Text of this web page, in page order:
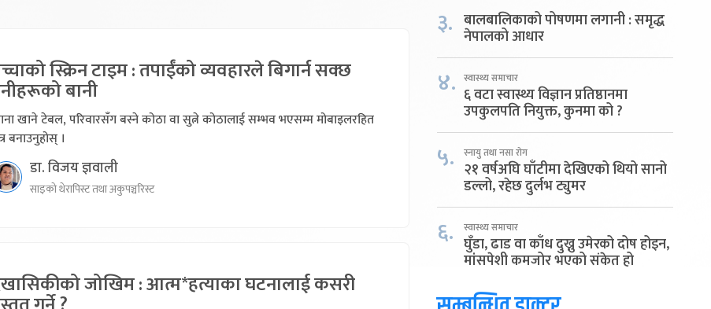
स्क्रिन टाइम : तपाईंको व्यवहारले बिगार्न सक्छ
बानी
खाने टेबल, परिवारसँग बस्ने कोठा वा सुत्ने कोठालाई सम्भव भएसम्म मोबाइलरहित
बनाउनुहोस् ।
डा. विजय ज्ञवाली
साइको थेरापिस्ट तथा अकुपञ्चरिस्ट
जोखिम : आत्म*हत्याका घटनालाई कसरी
३. बालबालिकाको पोषणमा लगानी : समृद्ध
नेपालको आधार
४. स्वास्थ्य समाचार
६ वटा स्वास्थ्य विज्ञान प्रतिष्ठानमा
उपकुलपति नियुक्त, कुनमा को ?
५. स्नायु तथा नसा रोग
२१ वर्षअघि घाँटीमा देखिएको थियो सानो
डल्लो, रहेछ दुर्लभ ट्युमर
६. स्वास्थ्य समाचार
घुँडा, ढाड वा काँध दुख्नु उमेरको दोष होइन,
मांसपेशी कमजोर भएको संकेत हो